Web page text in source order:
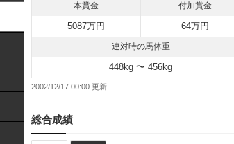
本賞金 付加賞金
5087万円 64万円
連対時の馬体重
448kg 〜 456kg
2002/12/17 00:00
総合成績